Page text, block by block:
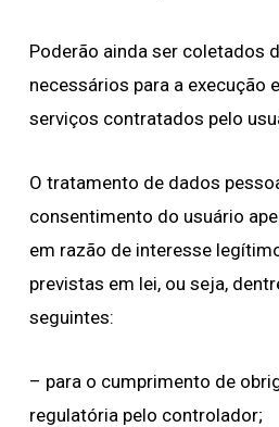
Poderão ainda ser coletados
necessários para a execução
serviços contratados pelo
O tratamento de dados
consentimento do usuário
em razão de interesse
previstas em lei, ou seja,
seguintes:
– para o cumprimento de
regulatória pelo controlador;